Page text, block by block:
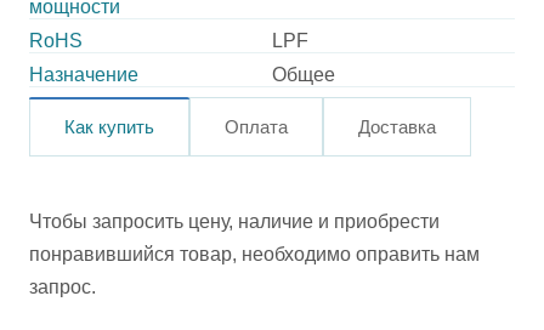
мощности
RoHS
LPF
Назначение
Общее
Как купить Оплата Доставка
Чтобы запросить цену, наличие и приобрести
понравившийся товар, необходимо оправить нам
запрос.